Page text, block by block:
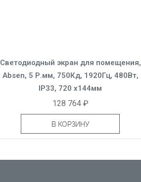
Светодиодный экран для помещения,
Absen, 5 Р.мм, 750Кд, 1920Гц, 480Вт,
IP33, 720 x144мм
128 764 ₽
В КОРЗИНУ